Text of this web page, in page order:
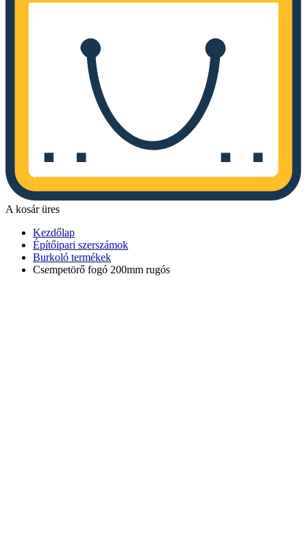
A kosár üres
Kezdőlap
Építőipari szerszámok
Burkoló termékek
Csempetörő fogó 200mm rugós